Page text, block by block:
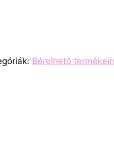
Bérelhető